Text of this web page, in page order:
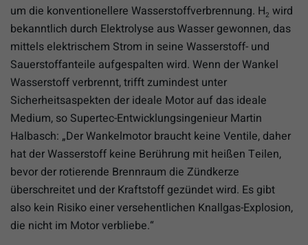
um die konventionellere Wasserstoffverbrennung. H2 wird
bekanntlich durch Elektrolyse aus Wasser gewonnen, das
mittels elektrischem Strom in seine Wasserstoff- und
Sauerstoffanteile aufgespalten wird. Wenn der Wankel
Wasserstoff verbrennt, trifft zumindest unter
Sicherheitsaspekten der ideale Motor auf das ideale
Medium, so Supertec-Entwicklungsingenieur Martin
Halbasch: „Der Wankelmotor braucht keine Ventile, daher
hat der Wasserstoff keine Berührung mit heißen Teilen,
bevor der rotierende Brennraum die Zündkerze
überschreitet und der Kraftstoff gezündet wird. Es gibt
also kein Risiko einer versehentlichen Knallgas-Explosion,
die nicht im Motor verbliebe.“